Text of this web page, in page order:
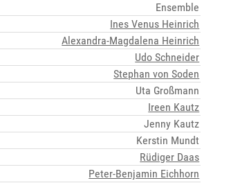
Ensemble
Ines Venus Heinrich
Alexandra-Magdalena Heinrich
Udo Schneider
Stephan von Soden
Uta Großmann
Ireen Kautz
Jenny Kautz
Kerstin Mundt
Rüdiger Daas
Peter-Benjamin Eichhorn